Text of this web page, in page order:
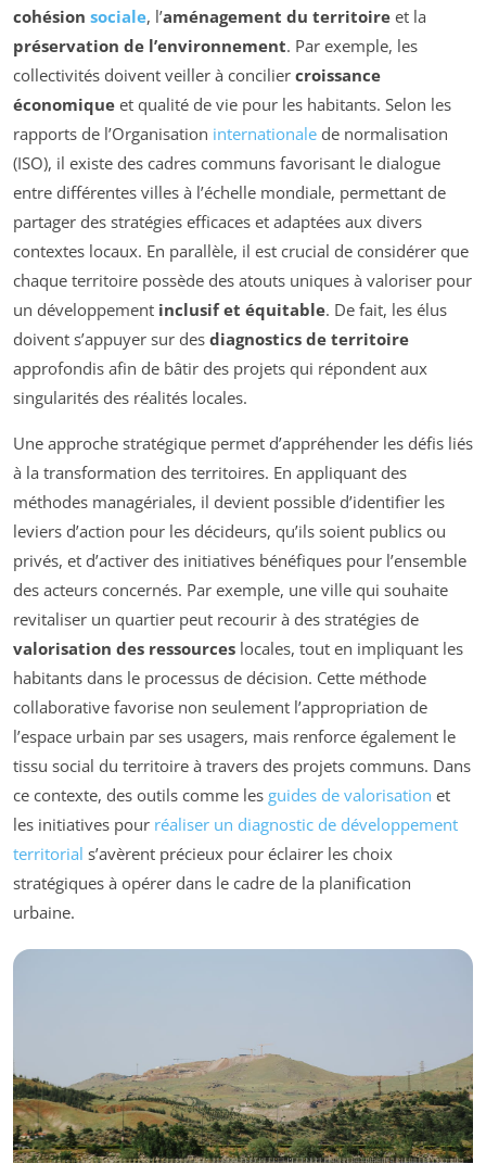
cohésion sociale, l’aménagement du territoire et la
préservation de l’environnement. Par exemple, les
collectivités doivent veiller à concilier croissance
économique et qualité de vie pour les habitants. Selon les
rapports de l’Organisation internationale de normalisation
(ISO), il existe des cadres communs favorisant le dialogue
entre différentes villes à l’échelle mondiale, permettant de
partager des stratégies efficaces et adaptées aux divers
contextes locaux. En parallèle, il est crucial de considérer que
chaque territoire possède des atouts uniques à valoriser pour
un développement inclusif et équitable. De fait, les élus
doivent s’appuyer sur des diagnostics de territoire
approfondis afin de bâtir des projets qui répondent aux
singularités des réalités locales.
Une approche stratégique permet d’appréhender les défis liés
à la transformation des territoires. En appliquant des
méthodes managériales, il devient possible d’identifier les
leviers d’action pour les décideurs, qu’ils soient publics ou
privés, et d’activer des initiatives bénéfiques pour l’ensemble
des acteurs concernés. Par exemple, une ville qui souhaite
revitaliser un quartier peut recourir à des stratégies de
valorisation des ressources locales, tout en impliquant les
habitants dans le processus de décision. Cette méthode
collaborative favorise non seulement l’appropriation de
l’espace urbain par ses usagers, mais renforce également le
tissu social du territoire à travers des projets communs. Dans
ce contexte, des outils comme les guides de valorisation et
les initiatives pour réaliser un diagnostic de développement
territorial s’avèrent précieux pour éclairer les choix
stratégiques à opérer dans le cadre de la planification
urbaine.